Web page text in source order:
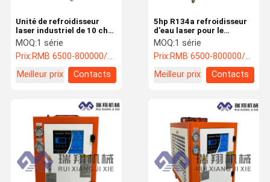
Unité de refroidisseur
laser industriel de 10 ch
pour une machine de
découpe laser en acier
MOQ:1 série
Prix:RMB 6500-800000/PC
Meilleur prix
Contacts
5hp R134a refroidisseur
d'eau laser pour le
soudage à la machine
CNC gravure
MOQ:1 série
Prix:RMB 6500-800000/PC
Meilleur prix
Contacts